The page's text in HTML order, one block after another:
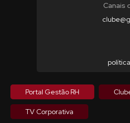
Canais
Portal Gestão RH
TV Corporativa